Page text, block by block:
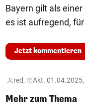
Bayern gilt als
es ist aufregend,
Jetzt kommentieren
red, Akt.
Mehr zum Thema